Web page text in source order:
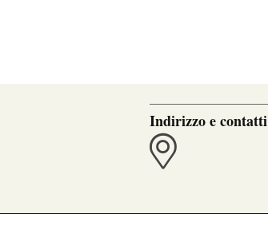
Indirizzo e contatti